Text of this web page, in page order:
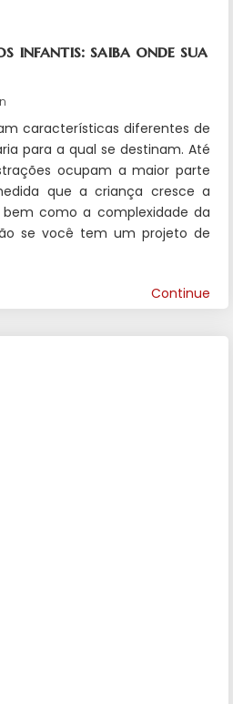
infantis: saiba onde sua
características diferentes de
para a qual se destinam. Até
ocupam a maior parte
que a criança cresce a
como a complexidade da
se você tem um projeto de
Continue